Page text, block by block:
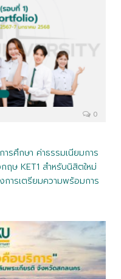
0
รศึกษา ค่าธรรมเนียมการ
ฤษ KET1 สำหรับนิสิตใหม่
ารเตรียมความพร้อมการ